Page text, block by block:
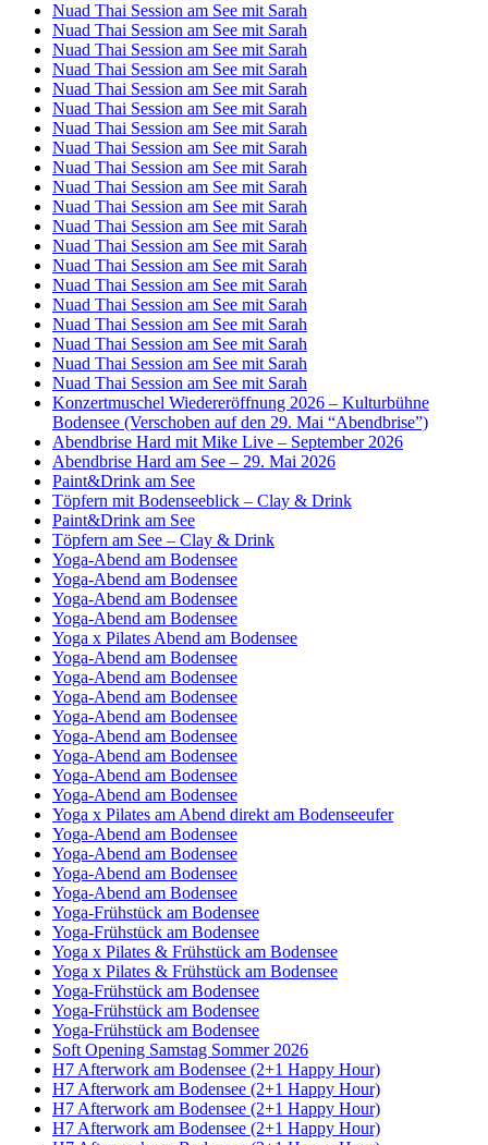
Nuad Thai Session am See mit Sarah
Nuad Thai Session am See mit Sarah
Nuad Thai Session am See mit Sarah
Nuad Thai Session am See mit Sarah
Nuad Thai Session am See mit Sarah
Nuad Thai Session am See mit Sarah
Nuad Thai Session am See mit Sarah
Nuad Thai Session am See mit Sarah
Nuad Thai Session am See mit Sarah
Nuad Thai Session am See mit Sarah
Nuad Thai Session am See mit Sarah
Nuad Thai Session am See mit Sarah
Nuad Thai Session am See mit Sarah
Nuad Thai Session am See mit Sarah
Nuad Thai Session am See mit Sarah
Nuad Thai Session am See mit Sarah
Nuad Thai Session am See mit Sarah
Nuad Thai Session am See mit Sarah
Nuad Thai Session am See mit Sarah
Nuad Thai Session am See mit Sarah
Konzertmuschel Wiedereröffnung 2026 – Kulturbühne
Bodensee (Verschoben auf den 29. Mai “Abendbrise”)
Abendbrise Hard mit Mike Live – September 2026
Abendbrise Hard am See – 29. Mai 2026
Paint&Drink am See
Töpfern mit Bodenseeblick – Clay & Drink
Paint&Drink am See
Töpfern am See – Clay & Drink
Yoga-Abend am Bodensee
Yoga-Abend am Bodensee
Yoga-Abend am Bodensee
Yoga-Abend am Bodensee
Yoga x Pilates Abend am Bodensee
Yoga-Abend am Bodensee
Yoga-Abend am Bodensee
Yoga-Abend am Bodensee
Yoga-Abend am Bodensee
Yoga-Abend am Bodensee
Yoga-Abend am Bodensee
Yoga-Abend am Bodensee
Yoga-Abend am Bodensee
Yoga x Pilates am Abend direkt am Bodenseeufer
Yoga-Abend am Bodensee
Yoga-Abend am Bodensee
Yoga-Abend am Bodensee
Yoga-Abend am Bodensee
Yoga-Frühstück am Bodensee
Yoga-Frühstück am Bodensee
Yoga x Pilates & Frühstück am Bodensee
Yoga x Pilates & Frühstück am Bodensee
Yoga-Frühstück am Bodensee
Yoga-Frühstück am Bodensee
Yoga-Frühstück am Bodensee
Soft Opening Samstag Sommer 2026
H7 Afterwork am Bodensee (2+1 Happy Hour)
H7 Afterwork am Bodensee (2+1 Happy Hour)
H7 Afterwork am Bodensee (2+1 Happy Hour)
H7 Afterwork am Bodensee (2+1 Happy Hour)